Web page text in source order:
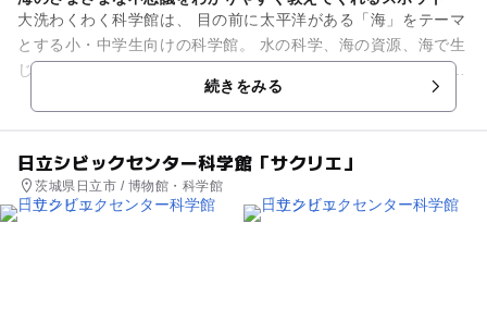
大洗わくわく科学館は、 目の前に太平洋がある「海」をテーマ
とする小・中学生向けの科学館。 水の科学、海の資源、海で生
じる現象が分かる 展示物を自分の手で動かして、不思議な現象
続きをみる
日立シビックセンター科学館「サクリエ」
茨城県日立市 / 博物館・科学館